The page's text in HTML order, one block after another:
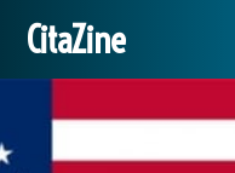
CitaZine